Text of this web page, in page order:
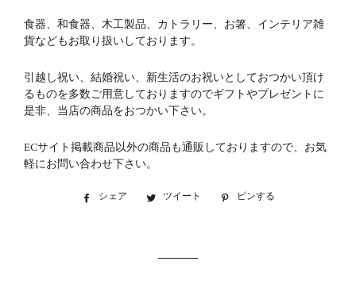
食器、和食器、木工製品、カトラリー、お箸、インテリア雑
貨などもお取り扱いしております。
引越し祝い、結婚祝い、新生活のお祝いとしておつかい頂け
るものを多数ご用意しておりますのでギフトやプレゼントに
是非、当店の商品をおつかい下さい。
ECサイト掲載商品以外の商品も通販しておりますので、お気
軽にお問い合わせ下さい。
シェア
Facebookツイート
Twitter ピンする